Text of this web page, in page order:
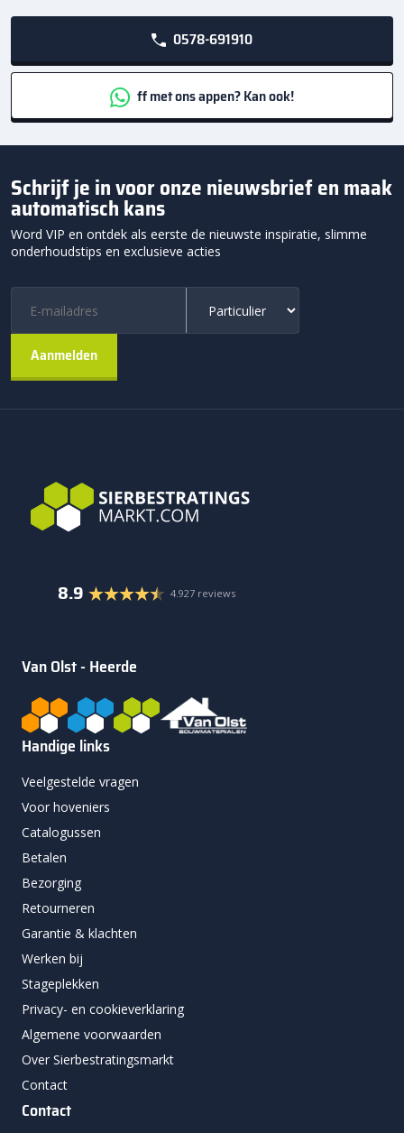
0578-691910
ff met ons appen? Kan ook!
Schrijf je in voor onze nieuwsbrief en maak
automatisch kans
Word VIP en ontdek als eerste de nieuwste inspiratie, slimme
onderhoudstips en exclusieve acties
8.9 4.927 reviews
Van Olst - Heerde
Handige links
Veelgestelde vragen
Voor hoveniers
Catalogussen
Betalen
Bezorging
Retourneren
Garantie & klachten
Werken bij
Stageplekken
Privacy- en cookieverklaring
Algemene voorwaarden
Over Sierbestratingsmarkt
Contact
Contact